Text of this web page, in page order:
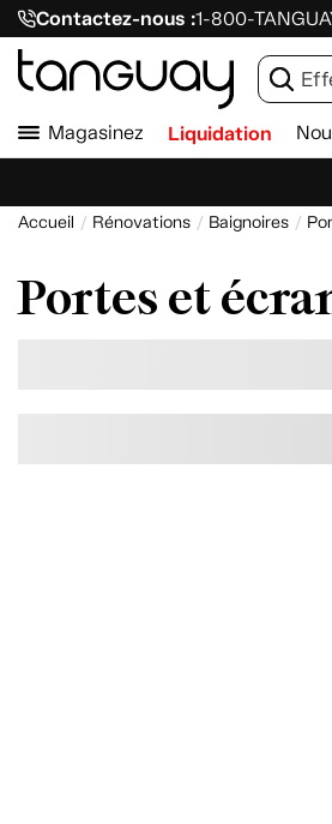
Contactez-nous :1-800-
Magasinez Liquidation
Accueil Rénovations Baignoires
Portes et